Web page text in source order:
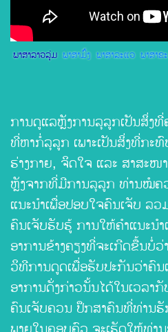
ພາສາລາວລຸ່ມ ພາສາມົ້ງ ພາສາລະແວ ພາສາຂ
ການດູແລຫຼັງການລຸລູກເປັນສິ່ງທີ່
ທີ່ຫາກໍ່ລຸລູກ ເພາະເປັນສິ່ງທີ່ກະ
ຮ່າງກາຍ, ຈິດໃຈ ແລະ ສາສະໜ
ຫຼັງຈາກທີ່ມີການລຸລູກ ທ່ານໝໍຄ
ແນະນໍາເພື່ອປອບໃຈຄົນເຈັບ ລ
ຄົນເຈັບຮັບຮູ້ ການໃຫ້ຄໍາແນະນໍ
ອາການຂ້າງຄຽງທີ່ຈະເກີດຂື້ນບໍ່
ວິທີການດູດເພື່ອຮັບປະກັນວ່າຄົ
ອາການດັ່ງກ່າວນັ້ນໄດ້ໃນເວລາ
ຄົນເຈັບຄວນ ປຶກສາຄົນທີ່ທ່ານ